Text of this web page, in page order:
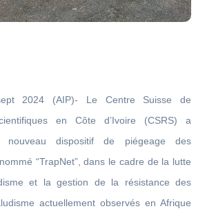
2024 (AIP)- Le Centre Suisse de
en Côte d’Ivoire (CSRS) a
nouveau dispositif de piégeage des
“TrapNet”, dans le cadre de la lutte
et la gestion de la résistance des
actuellement observés en Afrique